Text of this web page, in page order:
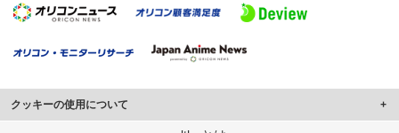
クッキーの使用について